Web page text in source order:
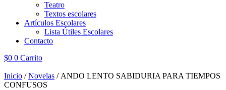
Teatro
Textos escolares
Artículos Escolares
Lista Útiles Escolares
Contacto
$0 0 Carrito
Inicio /Novelas / ANDO LENTO SABIDURIA PARA TIEMPOS
CONFUSOS